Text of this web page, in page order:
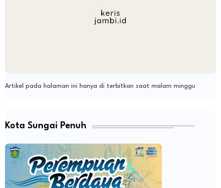
Artikel pada halaman ini hanya di terbitkan saat malam minggu
Kota Sungai Penuh